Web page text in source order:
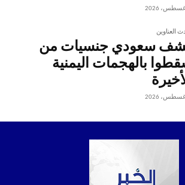
العناوين
سعودي جنسيات من
بالهجمات اليمنية